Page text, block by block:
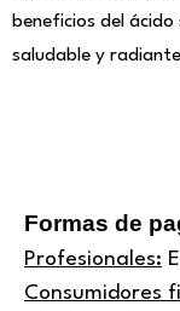
beneficios del
saludable y
Formas de
Profesionales:
Consumidores